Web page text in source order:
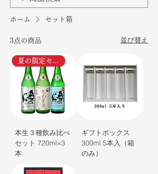
ホーム セット箱
3点の商品 並び替え
本生３種飲み比べ
セット 720ml×3
本
ギフトボックス
300ml 5本入（箱
のみ）